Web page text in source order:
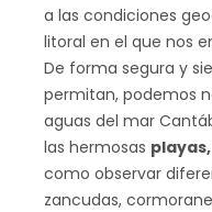
a las condiciones
litoral en el que nos
De forma segura y
permitan, podemos
aguas del mar
las hermosas
como observar
zancudas,